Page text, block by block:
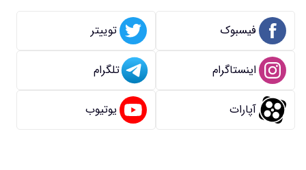
فیسبوک توییتر
اینستاگرام تلگرام
آپارات یوتیوب